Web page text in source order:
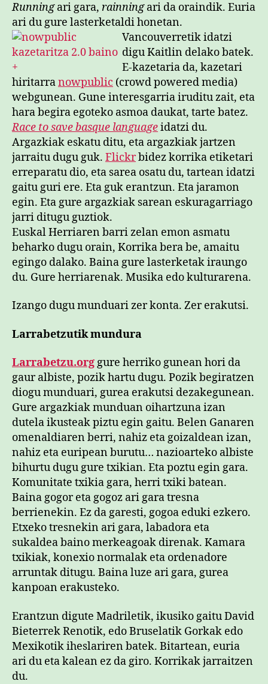
sarreran
Runningari gara, rainningari da oraindik. Euria
ari du gure lasterketaldi honetan.
Vancouverretik idatzi
digu Kaitlin delako batek.
E-kazetaria da, kazetari
hiritarranowpublic (crowd powered media)
webgunean. Gune interesgarria iruditu zait, eta
hara begira egoteko asmoa daukat, tarte batez.
Race to save basque languageidatzi du.
Argazkiak eskatu ditu, eta argazkiak jartzen
jarraitu dugu guk. Flickrbidez korrika etiketari
erreparatu dio, eta sarea osatu du, tartean idatzi
gaitu guri ere. Eta guk erantzun. Eta jaramon
egin. Eta gure argazkiak sarean eskuragarriago
jarri ditugu guztiok.
Euskal Herriaren barri zelan emon asmatu
beharko dugu orain, Korrika bera be, amaitu
egingo dalako. Baina gure lasterketak iraungo
du. Gure herriarenak. Musika edo kulturarena.
Izango dugu munduari zer konta. Zer erakutsi.
Larrabetzutik mundura
Larrabetzu.orggure herriko gunean hori da
gaur albiste, pozik hartu dugu. Pozik begiratzen
diogu munduari, gurea erakutsi dezakegunean.
Gure argazkiak munduan oihartzuna izan
dutela ikusteak piztu egin gaitu. Belen Ganaren
omenaldiaren berri, nahiz eta goizaldean izan,
nahiz eta euripean burutu… nazioarteko albiste
bihurtu dugu gure txikian. Eta poztu egin gara.
Komunitate txikia gara, herri txiki batean.
Baina gogor eta gogoz ari gara tresna
berrienekin. Ez da garesti, gogoa eduki ezkero.
Etxeko tresnekin ari gara, labadora eta
sukaldea baino merkeagoak direnak. Kamara
txikiak, konexio normalak eta ordenadore
arruntak ditugu. Baina luze ari gara, gurea
kanpoan erakusteko.
Erantzun digute Madriletik, ikusiko gaitu David
Bieterrek Renotik, edo Bruselatik Gorkak edo
Mexikotik iheslariren batek. Bitartean, euria
ari du eta kalean ez da giro. Korrikak jarraitzen
du.